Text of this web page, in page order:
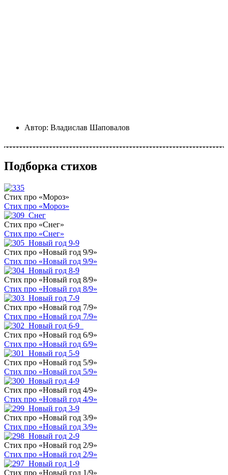
Автор: Владислав Шаповалов
Подборка стихов
Стих про «Мороз»
Стих про «Мороз»
Стих про «Снег»
Стих про «Снег»
Стих про «Новый год 9/9»
Стих про «Новый год 9/9»
Стих про «Новый год 8/9»
Стих про «Новый год 8/9»
Стих про «Новый год 7/9»
Стих про «Новый год 7/9»
Стих про «Новый год 6/9»
Стих про «Новый год 6/9»
Стих про «Новый год 5/9»
Стих про «Новый год 5/9»
Стих про «Новый год 4/9»
Стих про «Новый год 4/9»
Стих про «Новый год 3/9»
Стих про «Новый год 3/9»
Стих про «Новый год 2/9»
Стих про «Новый год 2/9»
Стих про «Новый год 1/9»